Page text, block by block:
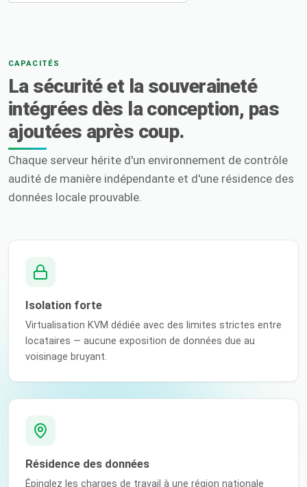
CAPACITÉS
La sécurité et la souveraineté
intégrées dès la conception, pas
ajoutées après coup.
Chaque serveur hérite d'un environnement de contrôle
audité de manière indépendante et d'une résidence des
données locale prouvable.
Isolation forte
Virtualisation KVM dédiée avec des limites strictes entre
locataires — aucune exposition de données due au
voisinage bruyant.
Résidence des données
Épinglez les charges de travail à une région nationale